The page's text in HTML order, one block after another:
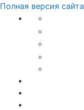
Полная версия сайта